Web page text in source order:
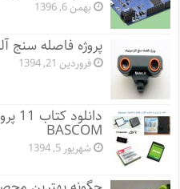
بهمن 6, 1396
پروژه فاصله سنج
فروردین 21, 1394
BASCOM
شهریور 5, 1394